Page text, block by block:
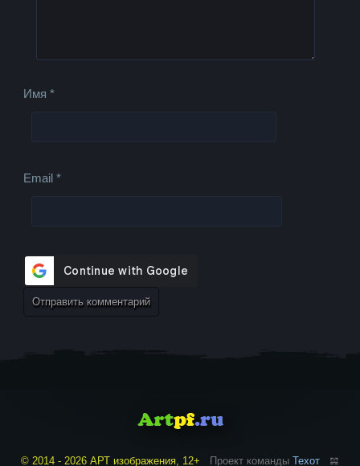
Имя*
Email*
© 2014 - 2026 АРТ изображения, 12+ Проект команды Техот 𝌴